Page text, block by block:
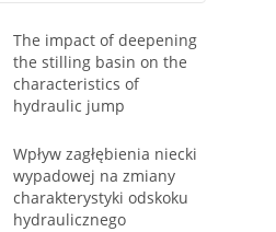
The impact of deepening
the stilling basin on the
characteristics of
hydraulic jump
Wpływ zagłębienia niecki
wypadowej na zmiany
charakterystyki odskoku
hydraulicznego